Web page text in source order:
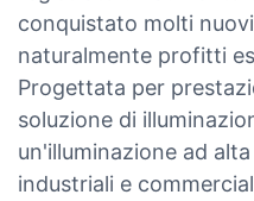
conquistato molti
naturalmente profitti
Progettata per
soluzione di
un'illuminazione ad
industriali e